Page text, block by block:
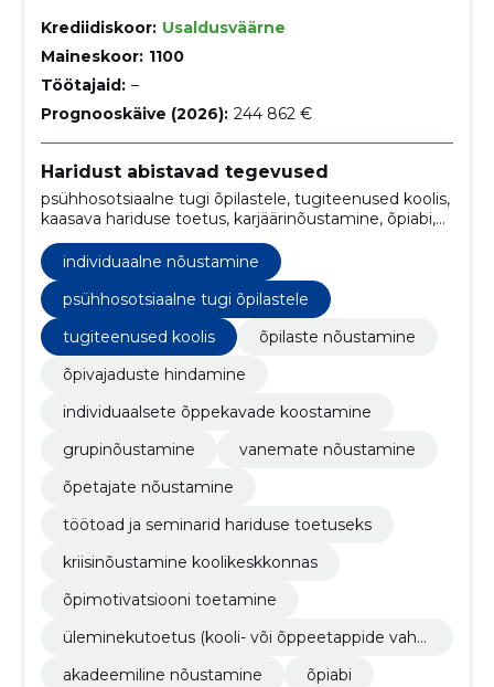
Krediidiskoor: Usaldusväärne
Maineskoor: 1100
Töötajaid: –
Prognooskäive (2026): 244 862 €
Haridust abistavad tegevused
psühhosotsiaalne tugi õpilastele, tugiteenused koolis,
kaasava hariduse toetus, karjäärinõustamine, õpiabi,
akadeemiline nõustamine, üleminekutoetus (kooli-
või õppeetappide vahetus), õpimotivatsiooni
toetamine, kriisinõustamine koolikeskkonnas,
individuaalne nõustamine
individuaalne nõustamine
psühhosotsiaalne tugi õpilastele
tugiteenused koolis
õpilaste nõustamine
õpivajaduste hindamine
individuaalsete õppekavade koostamine
grupinõustamine
vanemate nõustamine
õpetajate nõustamine
töötoad ja seminarid hariduse toetuseks
kriisinõustamine koolikeskkonnas
õpimotivatsiooni toetamine
üleminekutoetus (kooli- või õppeetappide vahe
akadeemiline nõustamine
õpiabi